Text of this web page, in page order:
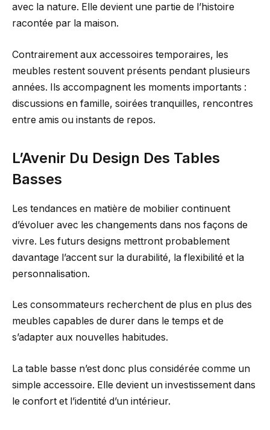
avec la nature. Elle devient une partie de l’histoire
racontée par la maison.
Contrairement aux accessoires temporaires, les
meubles restent souvent présents pendant plusieurs
années. Ils accompagnent les moments importants :
discussions en famille, soirées tranquilles, rencontres
entre amis ou instants de repos.
L’Avenir Du Design Des Tables
Basses
Les tendances en matière de mobilier continuent
d’évoluer avec les changements dans nos façons de
vivre. Les futurs designs mettront probablement
davantage l’accent sur la durabilité, la flexibilité et la
personnalisation.
Les consommateurs recherchent de plus en plus des
meubles capables de durer dans le temps et de
s’adapter aux nouvelles habitudes.
La table basse n’est donc plus considérée comme un
simple accessoire. Elle devient un investissement dans
le confort et l’identité d’un intérieur.